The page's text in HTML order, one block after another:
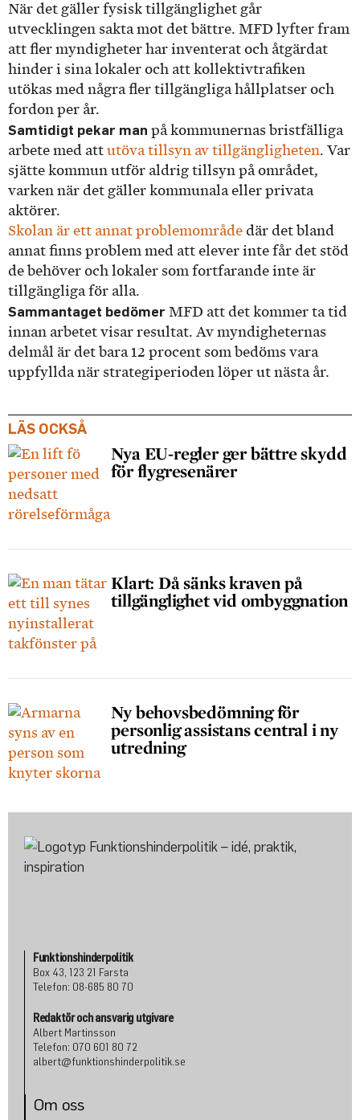
När det gäller fysisk tillgänglighet går
utvecklingen sakta mot det bättre. MFD lyfter fram
att fler myndigheter har inventerat och åtgärdat
hinder i sina lokaler och att kollektivtrafiken
utökas med några fler tillgängliga hållplatser och
fordon per år.
Samtidigt pekar man på kommunernas bristfälliga
arbete med att utöva tillsyn av tillgängligheten. Var
sjätte kommun utför aldrig tillsyn på området,
varken när det gäller kommunala eller privata
aktörer.
Skolan är ett annat problemområde där det bland
annat finns problem med att elever inte får det stöd
de behöver och lokaler som fortfarande inte är
tillgängliga för alla.
Sammantaget bedömer MFD att det kommer ta tid
innan arbetet visar resultat. Av myndigheternas
delmål är det bara 12 procent som bedöms vara
uppfyllda när strategiperioden löper ut nästa år.
LÄS OCKSÅ
Nya EU-regler ger bättre skydd
för flygresenärer
Klart: Då sänks kraven på
tillgänglighet vid ombyggnation
Ny behovsbedömning för
personlig assistans central i ny
utredning
Funktionshinderpolitik
Box 43, 123 21 Farsta
Telefon: 08-685 80 70
Redaktör och ansvarig utgivare
Albert Martinsson
Telefon: 070 601 80 72
albert@funktionshinderpolitik.se
Om oss